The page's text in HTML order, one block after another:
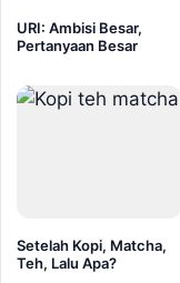
URI: Ambisi Besar,
Pertanyaan Besar
Setelah Kopi, Matcha,
Teh, Lalu Apa?